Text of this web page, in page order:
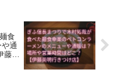
食
通
藤英